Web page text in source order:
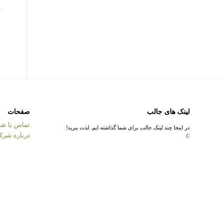
لینک های جالب
در اینجا چند لینک جالب برای شما گذاشته ایم. لذت ببرید!
:)
صفحات
تماس با
درباره